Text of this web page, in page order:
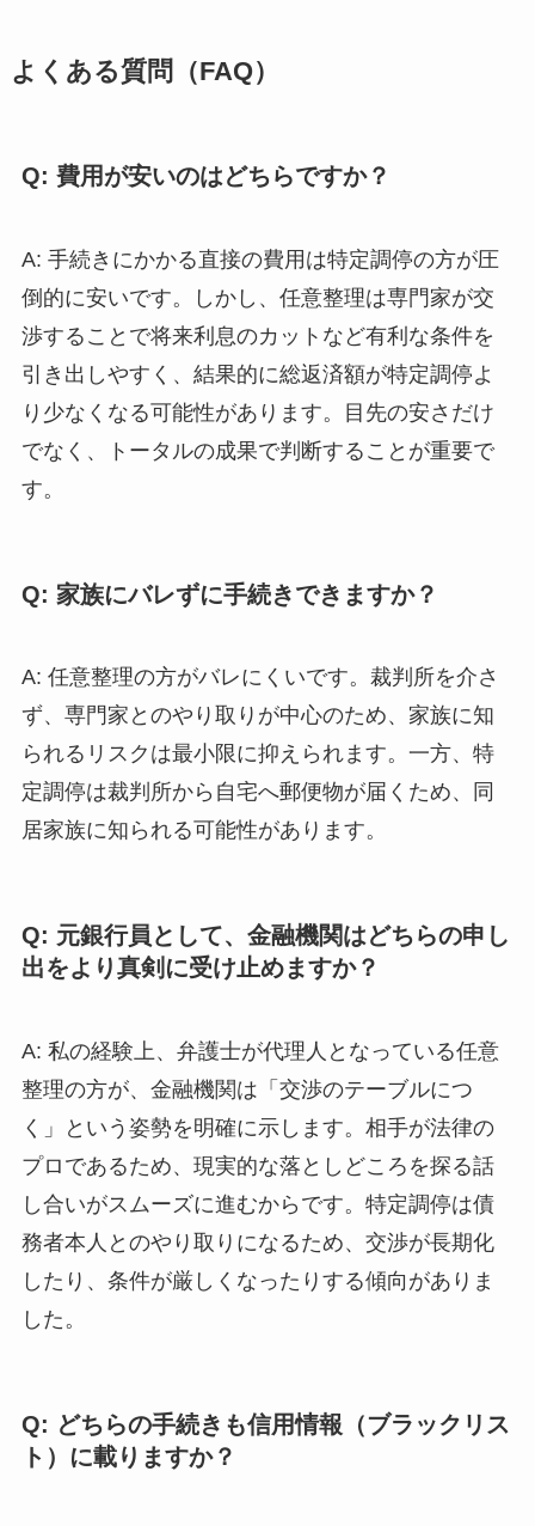
よくある質問（FAQ）
Q: 費用が安いのはどちらですか？
A: 手続きにかかる直接の費用は特定調停の方が圧
倒的に安いです。しかし、任意整理は専門家が交
渉することで将来利息のカットなど有利な条件を
引き出しやすく、結果的に総返済額が特定調停よ
り少なくなる可能性があります。目先の安さだけ
でなく、トータルの成果で判断することが重要で
す。
Q: 家族にバレずに手続きできますか？
A: 任意整理の方がバレにくいです。裁判所を介さ
ず、専門家とのやり取りが中心のため、家族に知
られるリスクは最小限に抑えられます。一方、特
定調停は裁判所から自宅へ郵便物が届くため、同
居家族に知られる可能性があります。
Q: 元銀行員として、金融機関はどちらの申し
出をより真剣に受け止めますか？
A: 私の経験上、弁護士が代理人となっている任意
整理の方が、金融機関は「交渉のテーブルにつ
く」という姿勢を明確に示します。相手が法律の
プロであるため、現実的な落としどころを探る話
し合いがスムーズに進むからです。特定調停は債
務者本人とのやり取りになるため、交渉が長期化
したり、条件が厳しくなったりする傾向がありま
した。
Q: どちらの手続きも信用情報（ブラックリス
ト）に載りますか？